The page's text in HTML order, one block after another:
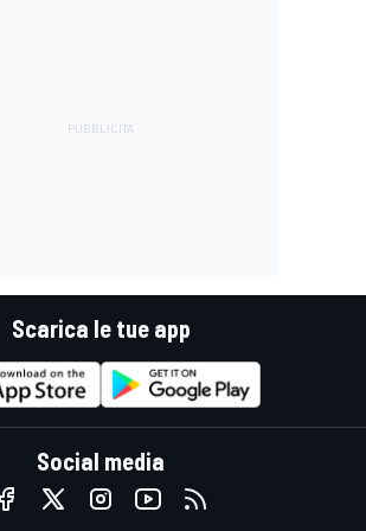
Scarica le tue app
Social media